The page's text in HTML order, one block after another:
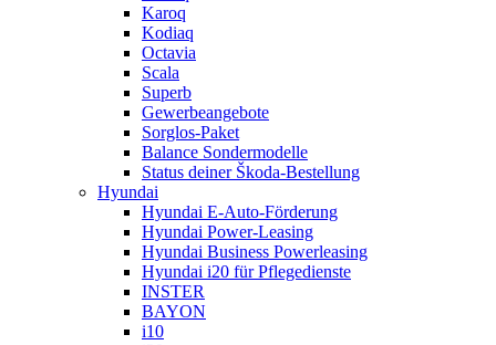
Karoq
Kodiaq
Octavia
Scala
Superb
Gewerbeangebote
Sorglos-Paket
Balance Sondermodelle
Status deiner Škoda-Bestellung
Hyundai
Hyundai E-Auto-Förderung
Hyundai Power-Leasing
Hyundai Business Powerleasing
Hyundai i20 für Pflegedienste
INSTER
BAYON
i10